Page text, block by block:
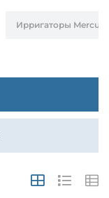
Ирригаторы